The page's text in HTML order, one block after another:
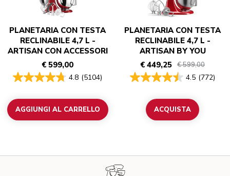
PLANETARIA CON TESTA
RECLINABILE 4,7 L -
ARTISAN CON ACCESSORI
€ 599,00
4.8 (5104)
AGGIUNGI AL CARRELLO
PLANETARIA CON TESTA
RECLINABILE 4,7 L -
ARTISAN BY YOU
€ 449,25 € 599,00
4.5 (772)
ACQUISTA